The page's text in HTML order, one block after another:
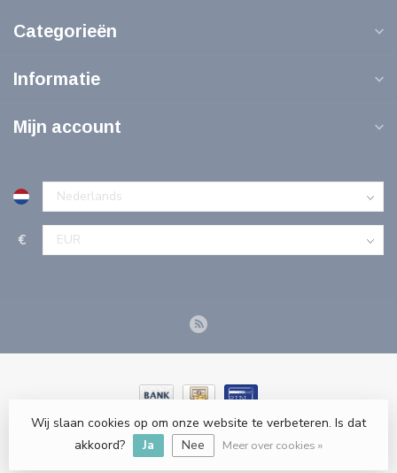
Categorieën
Informatie
Mijn account
€
© Copyright 2026 Tools-n-More Gereedschappen - Powered by
webshop-service.nl
Wij slaan cookies op om onze website te verbeteren. Is dat
akkoord?
Ja Nee Meer over cookies »